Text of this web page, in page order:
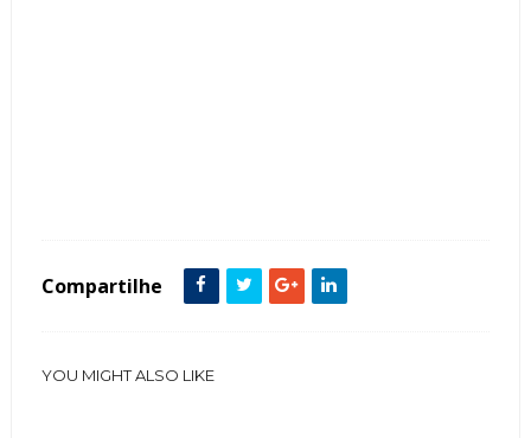
Compartilhe
YOU MIGHT ALSO LIKE